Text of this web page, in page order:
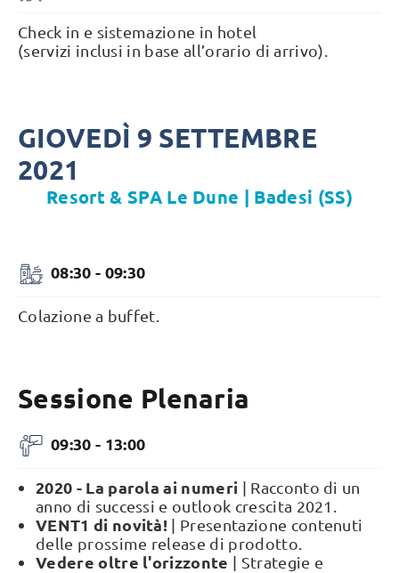
Check in e sistemazione in hotel
(servizi inclusi in base all’orario di arrivo).
GIOVEDÌ 9 SETTEMBRE
2021
Resort & SPA Le Dune | Badesi (SS)
08:30 - 09:30
Colazione a buffet.
Sessione Plenaria
09:30 - 13:00
2020 - La parola ai numeri | Racconto di un
anno di successi e outlook crescita 2021.
VENT1 di novità! | Presentazione contenuti
delle prossime release di prodotto.
Vedere oltre l'orizzonte | Strategie e